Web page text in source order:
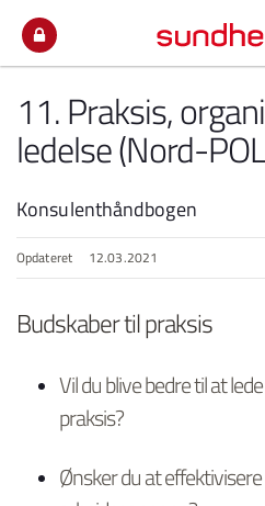
11. Praksis,
ledelse (Nord-
Konsulenthåndbogen
Opdateret 12.03.2021
Budskaber til praksis
Vil du blive bedre til at
praksis?
Ønsker du at